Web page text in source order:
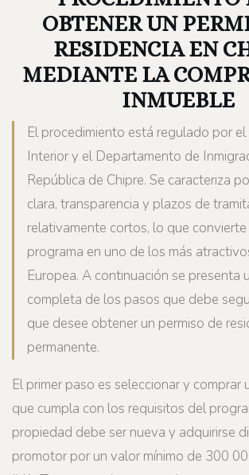
OBTENER UN
RESIDENCIA EN
MEDIANTE LA
INMUEBLE
El procedimiento está regulado por
Interior y el Departamento de
República de Chipre. Se caracteriza
clara, transparencia y plazos de
relativamente cortos, lo que
programa en uno de los más
Europea. A continuación se presenta
completa de los pasos que debe
que desee obtener un permiso de
permanente.
El primer paso es seleccionar y comprar
que cumpla con los requisitos del
propiedad debe ser nueva y adquirirse
promotor por un valor mínimo de 300